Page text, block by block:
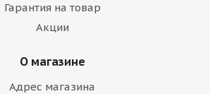
Гарантия на товар
Акции
О магазине
Адрес магазина